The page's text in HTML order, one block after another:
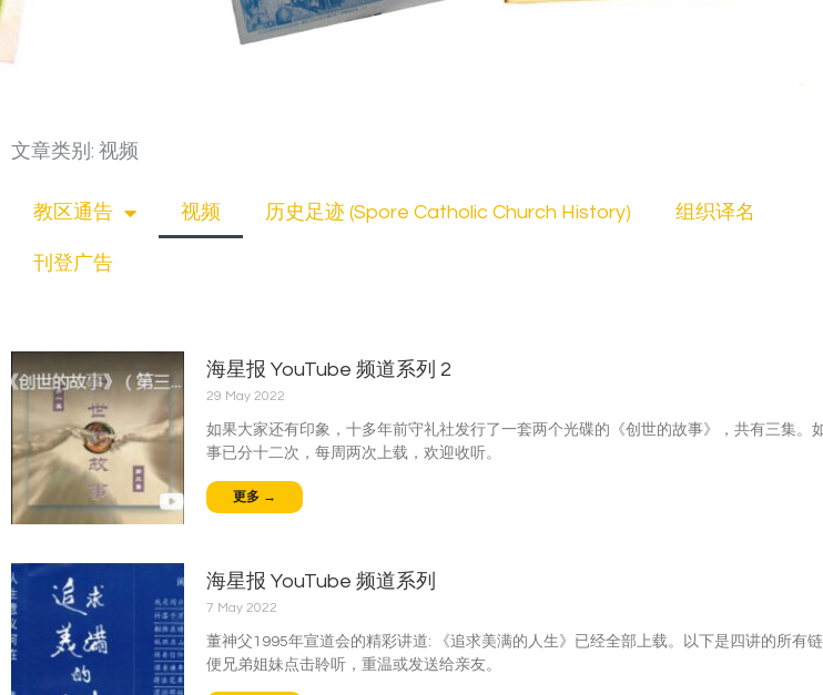
文章类别: 视频
教区通告 视频 历史足迹 (Spore Catholic Church History) 组织译名
刊登广告
海星报 YouTube 频道系列 2
29 May 2022
如果大家还有印象，十多年前守礼社发行了一套两个光碟的《创世的故事》，共有三集。
事已分十二次，每周两次上载，欢迎收听。
更多 →
海星报 YouTube 频道系列
7 May 2022
董神父1995年宣道会的精彩讲道: 《追求美满的人生》已经全部上载。以下是四讲的所有
便兄弟姐妹点击聆听，重温或发送给亲友。